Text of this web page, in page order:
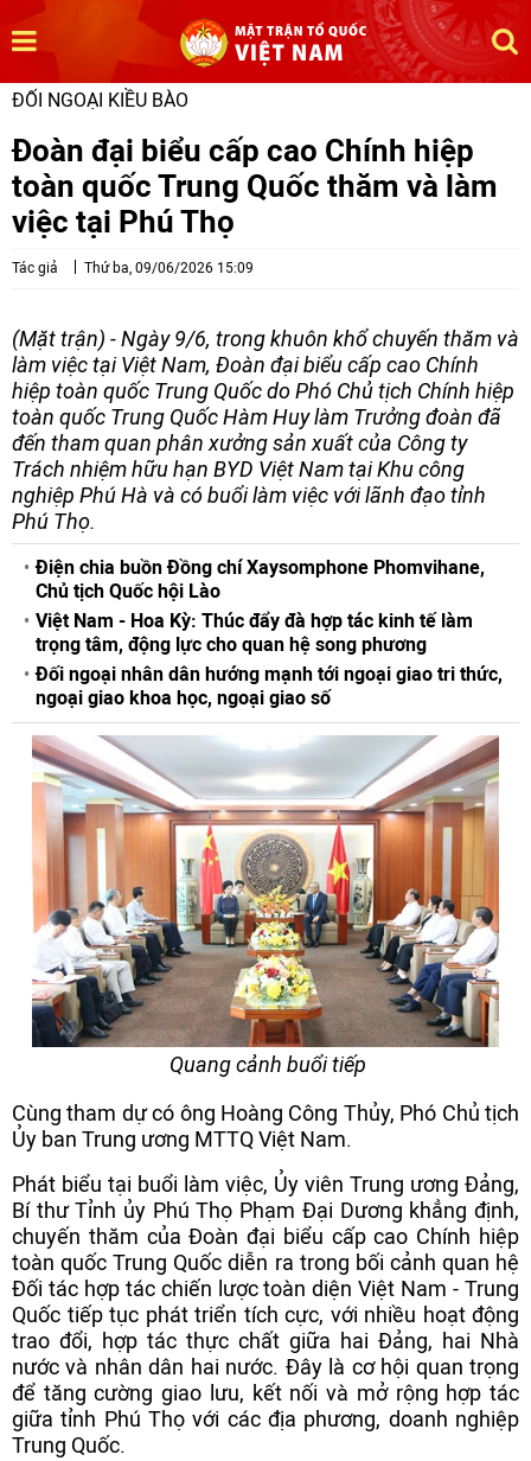
ĐỐI NGOẠI KIỀU BÀO
Đoàn đại biểu cấp cao Chính hiệp
toàn quốc Trung Quốc thăm và làm
việc tại Phú Thọ
Tác giả Thứ ba, 09/06/2026 15:09
(Mặt trận) - Ngày 9/6, trong khuôn khổ chuyến thăm và
làm việc tại Việt Nam, Đoàn đại biểu cấp cao Chính
hiệp toàn quốc Trung Quốc do Phó Chủ tịch Chính hiệp
toàn quốc Trung Quốc Hàm Huy làm Trưởng đoàn đã
đến tham quan phân xưởng sản xuất của Công ty
Trách nhiệm hữu hạn BYD Việt Nam tại Khu công
nghiệp Phú Hà và có buổi làm việc với lãnh đạo tỉnh
Phú Thọ.
Điện chia buồn Đồng chí Xaysomphone Phomvihane,
Chủ tịch Quốc hội Lào
Việt Nam - Hoa Kỳ: Thúc đẩy đà hợp tác kinh tế làm
trọng tâm, động lực cho quan hệ song phương
Đối ngoại nhân dân hướng mạnh tới ngoại giao tri thức,
ngoại giao khoa học, ngoại giao số
Quang cảnh buổi tiếp
Cùng tham dự có ông Hoàng Công Thủy, Phó Chủ tịch
Ủy ban Trung ương MTTQ Việt Nam.
Phát biểu tại buổi làm việc, Ủy viên Trung ương Đảng,
Bí thư Tỉnh ủy Phú Thọ Phạm Đại Dương khẳng định,
chuyến thăm của Đoàn đại biểu cấp cao Chính hiệp
toàn quốc Trung Quốc diễn ra trong bối cảnh quan hệ
Đối tác hợp tác chiến lược toàn diện Việt Nam - Trung
Quốc tiếp tục phát triển tích cực, với nhiều hoạt động
trao đổi, hợp tác thực chất giữa hai Đảng, hai Nhà
nước và nhân dân hai nước. Đây là cơ hội quan trọng
để tăng cường giao lưu, kết nối và mở rộng hợp tác
giữa tỉnh Phú Thọ với các địa phương, doanh nghiệp
Trung Quốc.